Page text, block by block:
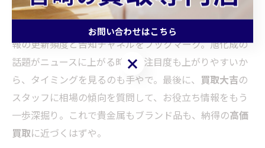
開催日など混雑が予想される日は余裕を持ってな。割引
きやボーナス査定が“もし”出る場合に備え、イベント情
報の更新頻度と告知チャネルをブックマーク。旭化成の
話題がニュースに上がる時期は注目度も上がりやすいか
ら、タイミングを見るのも手やで。最後に、 買取大吉の
スタッフに相場の傾向を質問して、お役立ち情報をもう
一歩深掘り。これで貴金属もブランド品も、納得の高価
買取に近づくはずや。
お問い合わせはこちら
お問い合わせはこちら